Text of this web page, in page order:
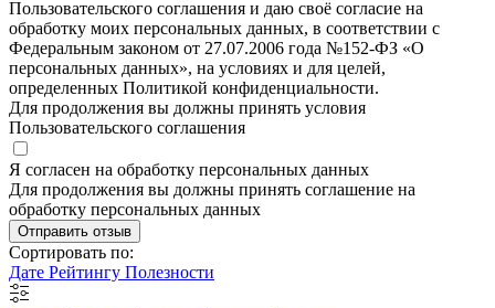
Пользовательского соглашения и даю своё согласие на
обработку моих персональных данных, в соответствии с
Федеральным законом от 27.07.2006 года №152-ФЗ «О
персональных данных», на условиях и для целей,
определенных Политикой конфиденциальности.
Для продолжения вы должны принять условия
Пользовательского соглашения
Я согласен на обработку персональных данных
Для продолжения вы должны принять соглашение на
обработку персональных данных
Отправить отзыв
Сортировать по:
Дате Рейтингу Полезности